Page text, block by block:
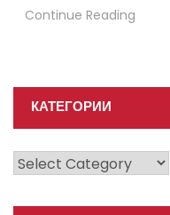
Continue Reading
КАТЕГОРИИ
Категории